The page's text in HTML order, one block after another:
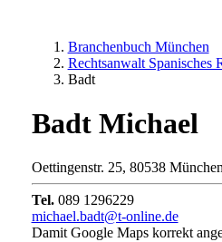
Branchenbuch München
Rechtsanwalt Spanisches
Badt
Badt Michael
Oettingenstr. 25, 80538
Tel. 089 1296229
michael.badt@t-online.de
Damit Google Maps korrekt